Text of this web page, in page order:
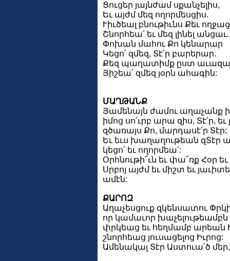
Ցուցեր յայնժամ սքանչելիս,
Եւ այժմ մեզ ողորմեսցիս.
Ւիւծեալ բնութիւնս Քեւ
Շնորհեա՛ եւ մեզ լինել անցաւ.
Փոխան մահու Քո կենարար
Կեցո՛ զմեզ, Տէ՛ր բարերար.
Քեզ պաղատիմք ըստ
Յիշեա՛ զմեզ յօրն ահագին:
ՄԱՂԹԱՆՔ
Յամենայն ժամու աղաչանք
իմոց սո՛ւրբ արա զիս, Տէ՛ր,
զծառայս Քո, մարդասէ՛ր Տէր:
Եւ եւս խաղաղութեան զՏէր
կեցո՛ եւ ողորմեա՛:
Օրհնութի՜ւն եւ փա՜ռք Հօր եւ
Սրբոյ այժմ եւ միշտ եւ
ամէն:
ՔԱՐՈԶ
Աղաչեսցուք զկենսատու
որ կամաւոր
փրկեաց եւ հեղմամբ արեան
շնորհեաց յուսացելոց Իւրոց:
Ամենակալ Տէր Աստուա՛ծ մեր,